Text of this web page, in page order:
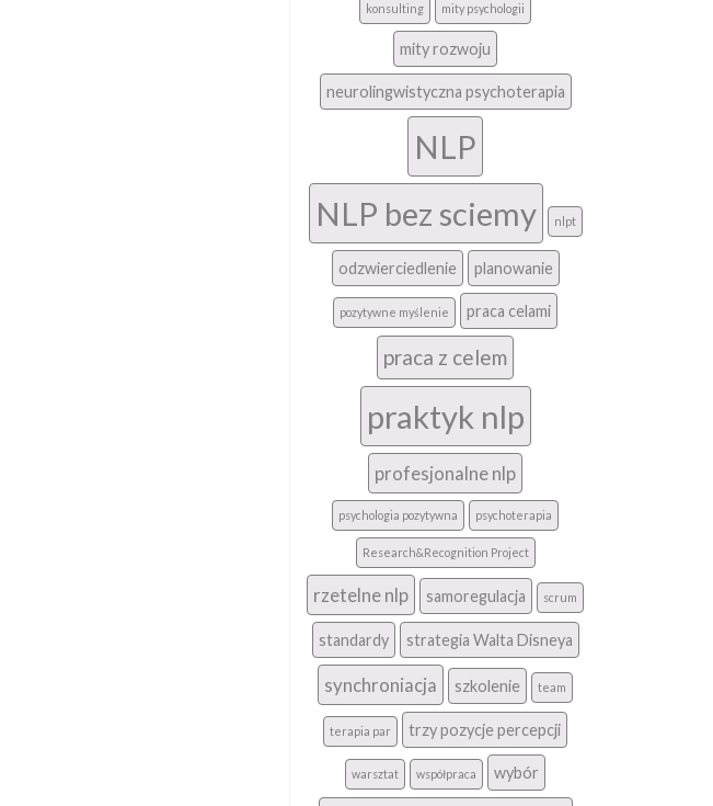
konsulting mity psychologii
mity rozwoju
neurolingwistyczna psychoterapia
NLP
NLP bez sciemy
nlpt
odzwierciedlenie planowanie
pozytywne myślenie praca celami
praca z celem
praktyk nlp
profesjonalne nlp
psychologia pozytywna psychoterapia
Research&Recognition Project
rzetelne nlp samoregulacja scrum
standardy strategia Walta Disneya
synchroniacja szkolenie team
terapia par trzy pozycje percepcji
warsztat współpraca wybór